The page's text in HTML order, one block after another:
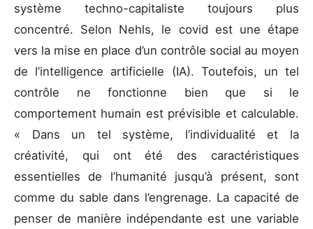
système techno-capitaliste toujours plus
concentré. Selon Nehls, le covid est une étape
vers la mise en place d’un contrôle social au moyen
de l’intelligence artificielle (IA). Toutefois, un tel
contrôle ne fonctionne bien que si le
comportement humain est prévisible et calculable.
« Dans un tel système, l’individualité et la
créativité, qui ont été des caractéristiques
essentielles de l’humanité jusqu’à présent, sont
comme du sable dans l’engrenage. La capacité de
penser de manière indépendante est une variable